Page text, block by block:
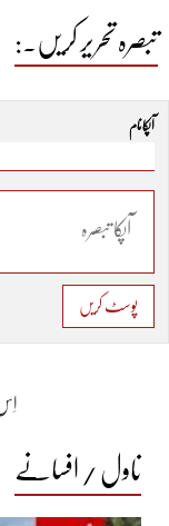
تبصرہ تحریر کریں۔:
آپکا نام
پوسٹ کریں
اِس
ناول / افسانے